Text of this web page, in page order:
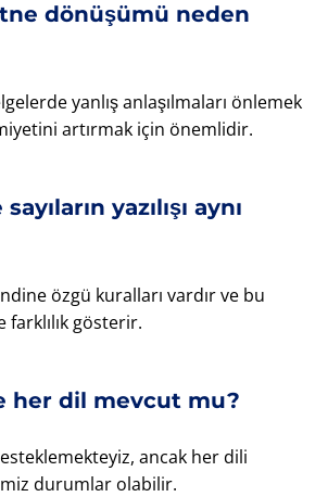
dönüşümü neden
yanlış anlaşılmaları önlemek
artırmak için önemlidir.
yazılışı aynı
özgü kuralları vardır ve bu
gösterir.
her dil mevcut mu?
ancak her dili
durumlar olabilir.